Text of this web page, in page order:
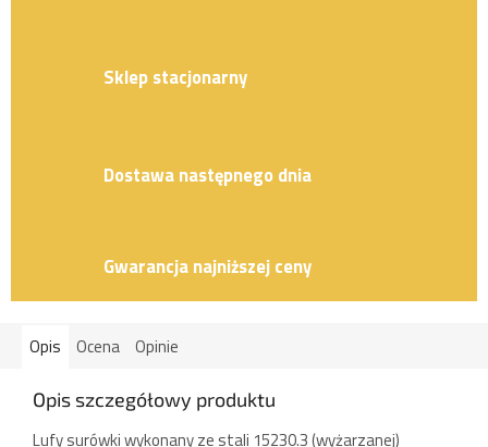
Sklep stacjonarny
Dostawa następnego dnia
Gwarancja najniższej ceny
Opis Ocena Opinie
Opis szczegółowy produktu
Lufy surówki wykonany ze stali 15230.3 (wyżarzanej)